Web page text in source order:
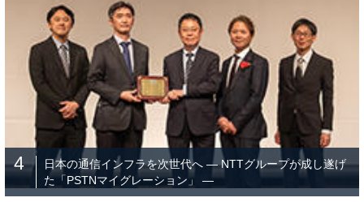
4
日本の通信インフラを次世代へ ― NTTグループが成し遂げ
た「PSTNマイグレーション」 ―